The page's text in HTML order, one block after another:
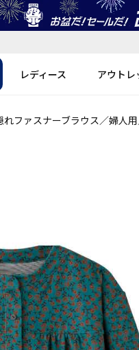
レディース アウトレ
れファスナーブラウス／婦